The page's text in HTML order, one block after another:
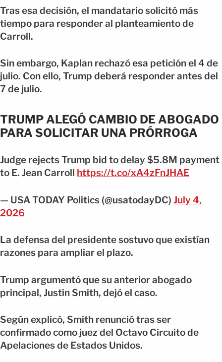
Tras esa decisión, el mandatario solicitó más
tiempo para responder al planteamiento de
Carroll.
Sin embargo, Kaplan rechazó esa petición el 4 de
julio. Con ello, Trump deberá responder antes del
7 de julio.
TRUMP ALEGÓ CAMBIO DE ABOGADO
PARA SOLICITAR UNA PRÓRROGA
Judge rejects Trump bid to delay $5.8M payment
to E. Jean Carroll https://t.co/xA4zFnJHAE
— USA TODAY Politics (@usatodayDC) July 4,
2026
La defensa del presidente sostuvo que existían
razones para ampliar el plazo.
Trump argumentó que su anterior abogado
principal, Justin Smith, dejó el caso.
Según explicó, Smith renunció tras ser
confirmado como juez del Octavo Circuito de
Apelaciones de Estados Unidos.